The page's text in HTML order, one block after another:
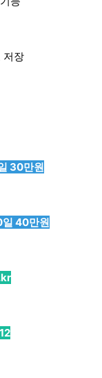
저장
30만원
일 40만원